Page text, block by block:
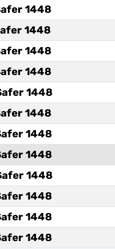
1448
1448
1448
1448
1448
1448
1448
1448
1448
1448
1448
1448